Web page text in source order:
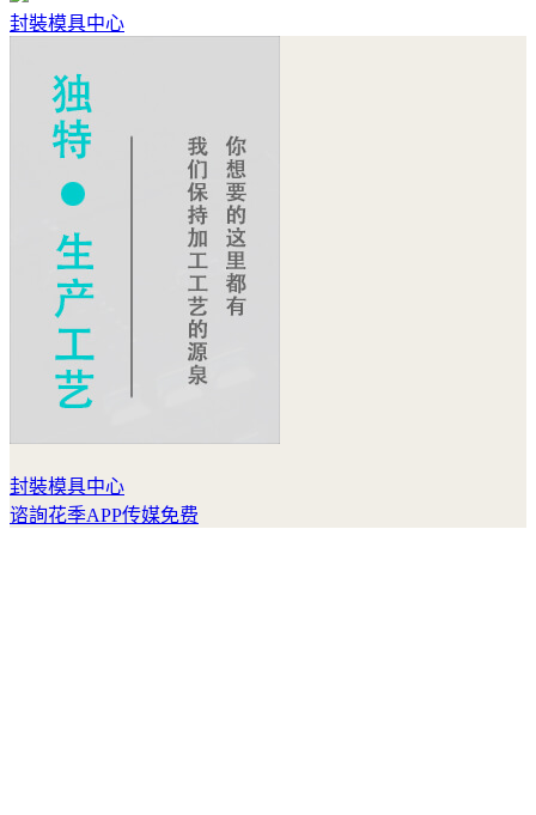
封裝模具中心
封裝模具中心
谘詢花季APP传媒免费